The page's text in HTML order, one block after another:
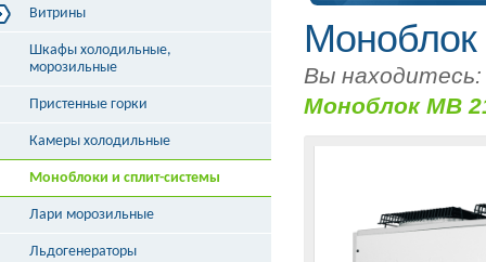
Вы находитесь:
Моноблок МB
Витрины
Витрины холодильные
Витрины морозильные
Витрины кондитерские
Витрины угловые
Витрины «рыба на льду»
Шкафы холодильные,
морозильные
Пристенные горки
Камеры холодильные
Моноблоки и сплит-системы
Лари морозильные
Льдогенераторы